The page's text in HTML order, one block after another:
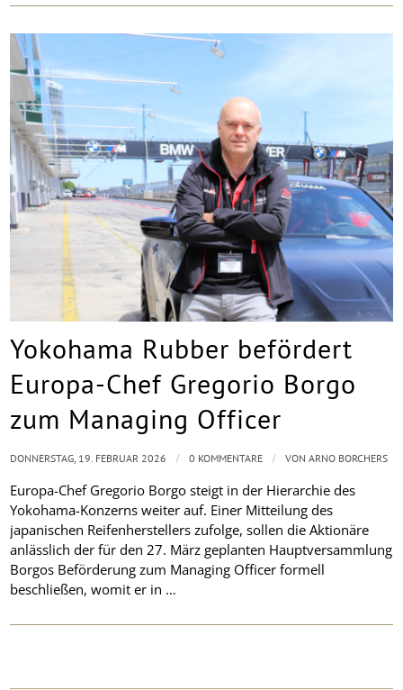
Yokohama Rubber befördert
Europa-Chef Gregorio Borgo
zum Managing Officer
Europa-Chef Gregorio Borgo steigt in der Hierarchie des
Yokohama-Konzerns weiter auf. Einer Mitteilung des
japanischen Reifenherstellers zufolge, sollen die Aktionäre
anlässlich der für den 27. März geplanten Hauptversammlung
Borgos Beförderung zum Managing Officer formell
beschließen, womit er in …
DONNERSTAG, 19. FEBRUAR 2026 / 0 KOMMENTARE / VONARNO BORCHERS